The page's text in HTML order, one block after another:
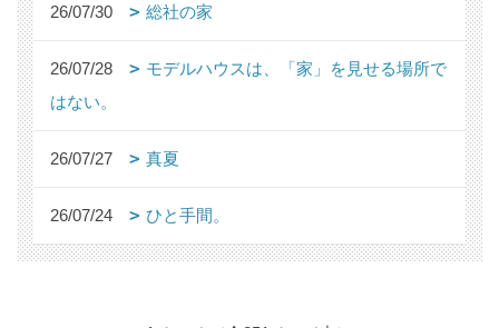
26/07/30 総社の家
26/07/28
モデルハウスは、「家」を見せる場所で
はない。
26/07/27 真夏
26/07/24 ひと手間。